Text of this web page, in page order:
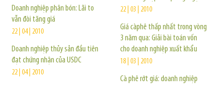
Doanh nghiệp phân bón: Lãi to
vẫn đòi tăng giá
22 | 04 | 2010
Doanh nghiệp thủy sản đầu tiên
đạt chứng nhận của USDC
22 | 04 | 2010
22 | 03 | 2010
Giá càphê thấp nhất trong vòng
3 năm qua: Giải bài toán vốn
cho doanh nghiệp xuất khẩu
18 | 03 | 2010
Cà phê rớt giá: doanh nghiệp